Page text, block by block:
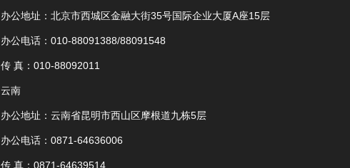
办公地址：北京市西城区金融大街35号国际企业大厦A座15层
办公电话：010-88091388/88091548
传 真：010-88092011
云南
办公地址：云南省昆明市西山区摩根道九栋5层
办公电话：0871-64636006
传 真：0871-64639514